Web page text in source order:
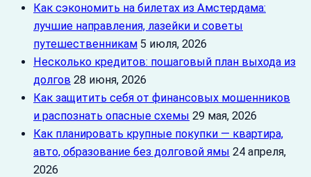
Как сэкономить на билетах из Амстердама:
лучшие направления, лазейки и советы
путешественникам 5 июля, 2026
Несколько кредитов: пошаговый план выхода из
долгов 28 июня, 2026
Как защитить себя от финансовых мошенников
и распознать опасные схемы 29 мая, 2026
Как планировать крупные покупки — квартира,
авто, образование без долговой ямы 24 апреля,
2026